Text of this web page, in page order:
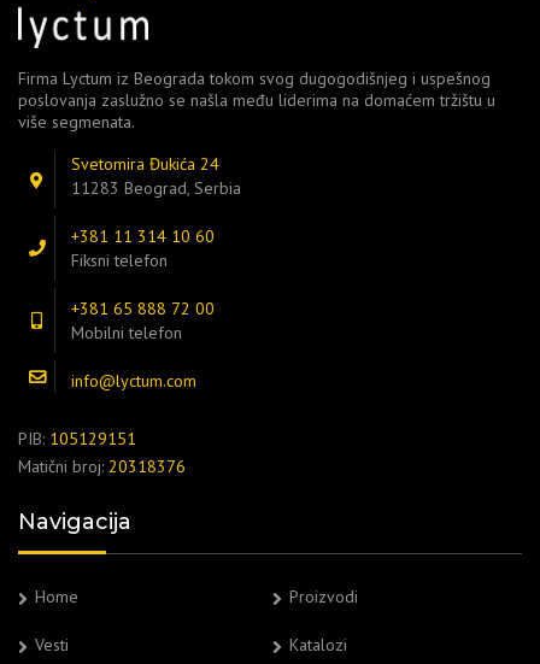
Firma Lyctum iz Beograda tokom svog dugogodišnjeg i uspešnog
poslovanja zaslužno se našla među liderima na domaćem tržištu u
više segmenata.
Svetomira Đukića 24
11283 Beograd, Serbia
+381 11 314 10 60
Fiksni telefon
+381 65 888 72 00
Mobilni telefon
info@lyctum.com
PIB: 105129151
Matični broj: 20318376
Navigacija
Home Proizvodi
Vesti Katalozi